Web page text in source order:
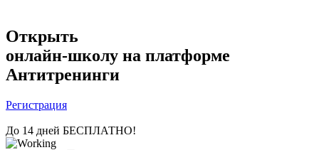
Открыть
онлайн-школу на платформе
Антитренинги
Регистрация
До 14 дней БЕСПЛАТНО!